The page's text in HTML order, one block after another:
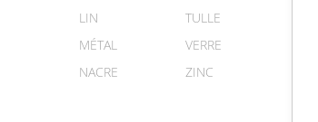
LIN
MÉTAL
NACRE
TULLE
VERRE
ZINC